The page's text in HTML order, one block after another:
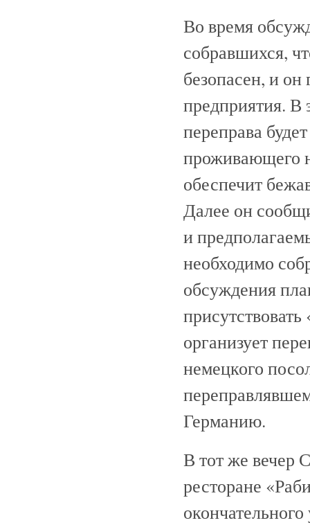
Во время
собравшихся,
безопасен, и он
предприятия. В
переправа
проживающего
обеспечит
Далее он
и
необходимо
обсуждения
организует
немецкого
Германию.
В тот же
ресторане